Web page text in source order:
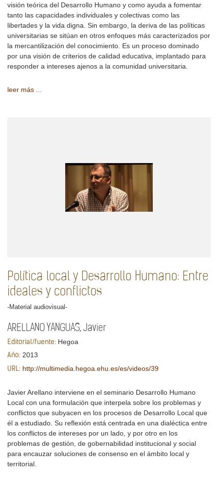
visión teórica del Desarrollo Humano y como ayuda a fomentar
tanto las capacidades individuales y colectivas como las
libertades y la vida digna. Sin embargo, la deriva de las políticas
universitarias se sitúan en otros enfoques más caracterizados por
la mercantilización del conocimiento. Es un proceso dominado
por una visión de criterios de calidad educativa, implantado para
responder a intereses ajenos a la comunidad universitaria.
leer más ...
Política local y Desarrollo Humano: Entre
ideales y conflictos
-Material audiovisual-
ARELLANO YANGUAS, Javier
Editorial/fuente: Hegoa
Año: 2013
URL: http://multimedia.hegoa.ehu.es/es/videos/39
Javier Arellano interviene en el seminario Desarrollo Humano
Local con una formulación que interpela sobre los problemas y
conflictos que subyacen en los procesos de Desarrollo Local que
él a estudiado. Su reflexión está centrada en una dialéctica entre
los conflictos de intereses por un lado, y por otro en los
problemas de gestión, de gobernabilidad institucional y social
para encauzar soluciones de consenso en el ámbito local y
territorial.